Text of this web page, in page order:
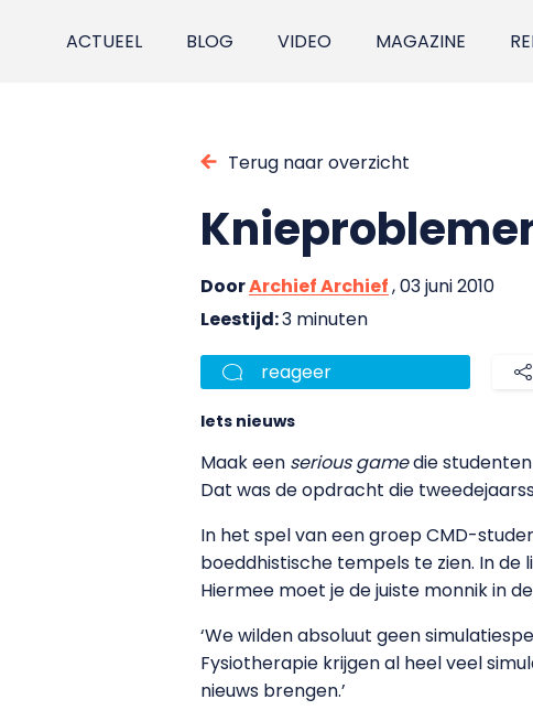
ACTUEEL BLOG VIDEO MAGAZINE
Terug naar overzicht
DoorArchief Archief, 03 juni 2010
Leestijd:3 minuten
reageer
Iets nieuws
Maak een serious gamedie
Dat was de opdracht die
In het spel van een groep CMD-
boeddhistische tempels te zien. In de
Hiermee moet je de juiste monnik in
‘We wilden absoluut geen
Fysiotherapie krijgen al heel veel
nieuws brengen.’